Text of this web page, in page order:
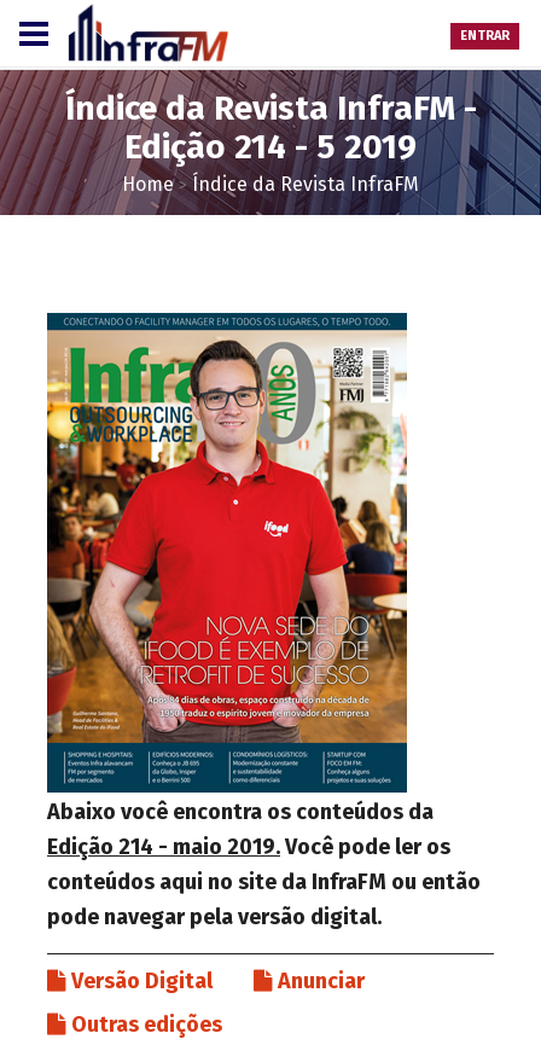
ENTRAR
Índice da Revista InfraFM -
Edição 214 - 5 2019
Home>Índice da Revista InfraFM
Abaixo você encontra os conteúdos da
Edição 214 - maio 2019.Você pode ler os
conteúdos aqui no site da InfraFM ou então
pode navegar pela versão digital.
Versão Digital
Anunciar
Outras edições